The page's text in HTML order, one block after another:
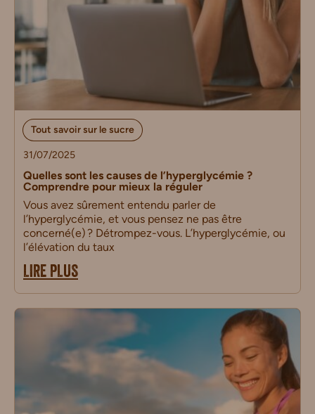
Tout savoir sur le sucre
31/07/2025
Quelles sont les causes de l’hyperglycémie ?
Comprendre pour mieux la réguler
Vous avez sûrement entendu parler de
l’hyperglycémie, et vous pensez ne pas être
concerné(e) ? Détrompez-vous. L’hyperglycémie, ou
l’élévation du taux
LIRE PLUS